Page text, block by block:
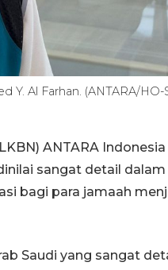
Y. Al Farhan. (ANTARA/HO-
ANTARA Indonesia
sangat detail dalam
bagi para jamaah
Saudi yang sangat